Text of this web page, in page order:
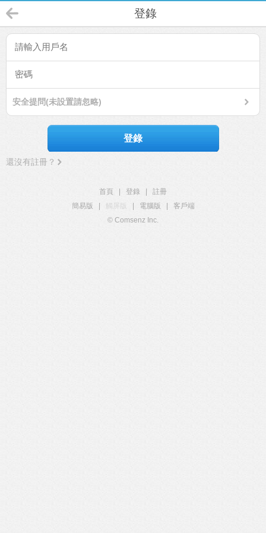
登錄
安全提問(未設置請忽略)
登錄
還沒有註冊？
首頁 登錄
註冊
簡易版
觸屏版 電腦版
客戶端
© Comsenz Inc.